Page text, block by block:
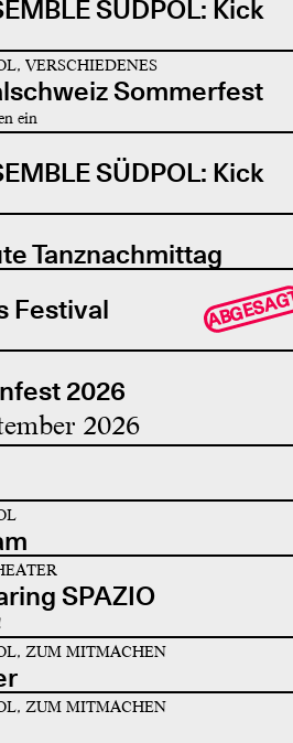
SÜDPOL: Kick
VERSCHIEDENES
Sommerfest
ein
SÜDPOL: Kick
Tanznachmittag
Festival
2026
2026
SPAZIO
ZUM MITMACHEN
ZUM MITMACHEN